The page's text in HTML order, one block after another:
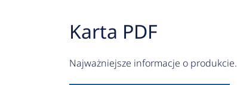
Karta PDF
Najważniejsze informacje o produkcie.